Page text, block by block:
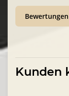
Bewertungen
Kunden